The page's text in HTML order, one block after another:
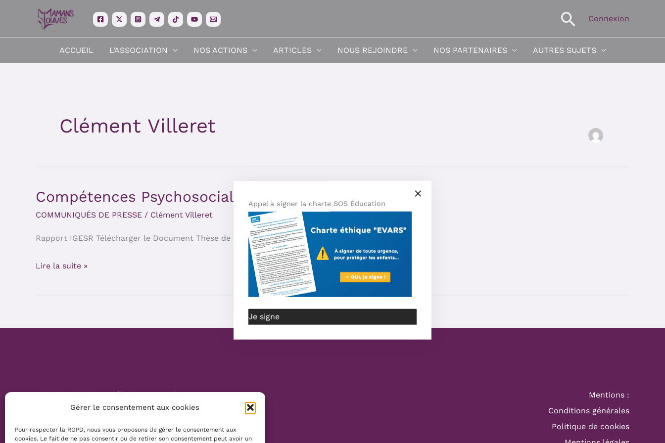
Gérer le consentement aux cookies
Pour respecter la RGPD, nous vous proposons de gérer le consentement aux
cookies. Le fait de ne pas consentir ou de retirer son consentement peut avoir un
contenu
Connexion
ACCUEIL L’ASSOCIATION NOS ACTIONS ARTICLES NOUS REJOINDRE NOS PARTENAIRES AUTRES SUJETS
Clément Villeret
Compétences Psychosociales et EAS
COMMUNIQUÉS DE PRESSE / Clément Villeret
Rapport IGESR Télécharger le Document Thèse de doctorat Télécharger le Document
Compétences
Psychosociales
EAS
Lire la suite »
Website Création :Mélanie Parmentier
Copyright © 2026 Mamans Louves
Mentions :
Conditions générales
Politique de cookies
Appel à signer la charte SOS Éducation
Je signe